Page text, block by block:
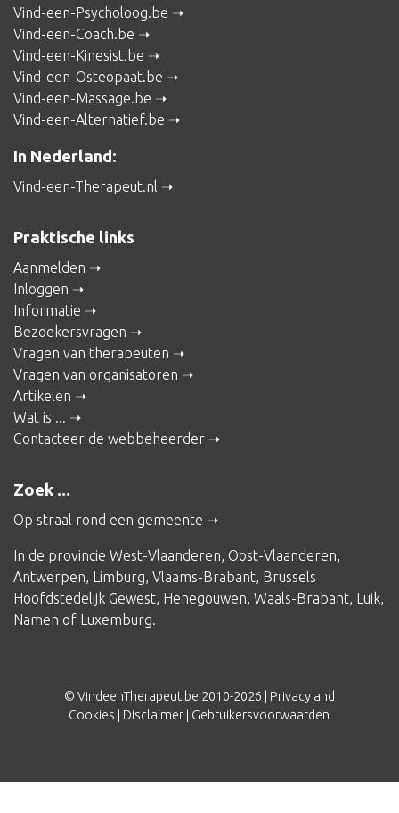
Vind-een-Psycholoog.be
Vind-een-Coach.be
Vind-een-Kinesist.be
Vind-een-Osteopaat.be
Vind-een-Massage.be
Vind-een-Alternatief.be
In Nederland:
Vind-een-Therapeut.nl
Praktische links
Aanmelden
Inloggen
Informatie
Bezoekersvragen
Vragen van therapeuten
Vragen van organisatoren
Artikelen
Wat is ...
Contacteer de webbeheerder
Zoek ...
Op straal rond een gemeente
In de provincie West-Vlaanderen Oost-Vlaanderen
Antwerpen Limburg Vlaams-Brabant Brussels
Hoofdstedelijk Gewest Henegouwen Waals-Brabant Luik
Namen of Luxemburg
© VindeenTherapeut.be 2010-2026 | Privacy and
Cookies | Disclaimer | Gebruikersvoorwaarden